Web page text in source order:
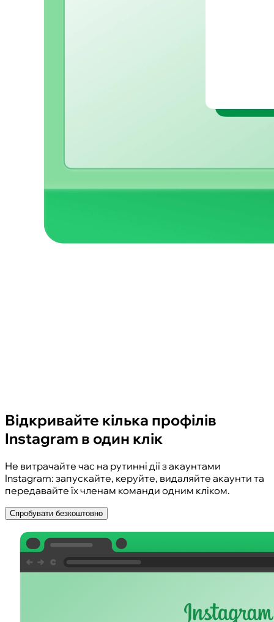
Відкривайте кілька профілів
Instagram в один клік
Не витрачайте час на рутинні дії з акаунтами
Instagram: запускайте, керуйте, видаляйте акаунти та
передавайте їх членам команди одним кліком.
Спробувати безкоштовно